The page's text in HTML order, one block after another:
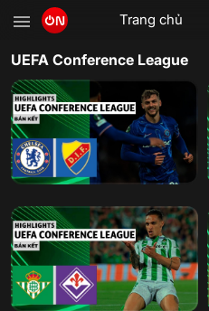
Trang chủ
UEFA Conference League